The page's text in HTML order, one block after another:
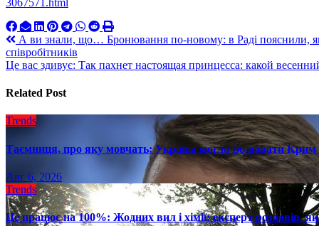
3067571.html
Навигация
по
А ви знали, що… Бронювання по-новому: в Раді пояснили,
співробітників
Це вас здивує: Так пахнет настоящая принцесса: какой
Related Post
Trends
Таємниця, про яку мовчать: Україна могла ізолювати
Авг 6, 2026
Trends
Це працює на 100%: Жодних вил і хімії: експерт розповів,